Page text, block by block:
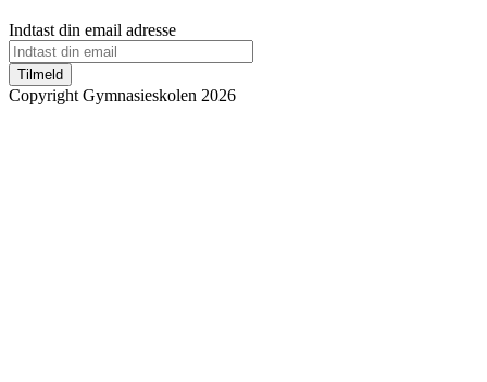
Indtast din email adresse
Tilmeld
Copyright Gymnasieskolen 2026